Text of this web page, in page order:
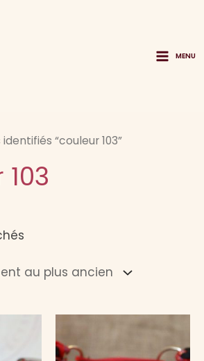
MENU
“couleur 103”
récent
au